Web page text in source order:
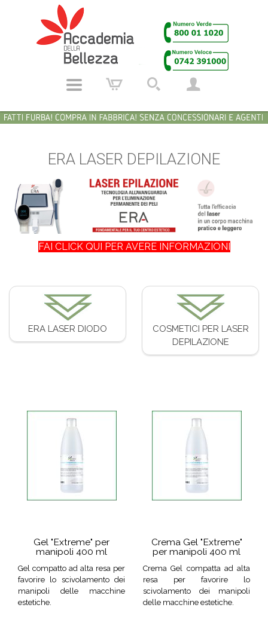
ERA LASER DEPILAZIONE
FAI CLICK QUI PER AVERE INFORMAZIONI
ERA LASER DIODO
COSMETICI PER LASER
DEPILAZIONE
Gel "Extreme" per
manipoli 400 ml
Gel compatto ad alta resa per
favorire lo scivolamento dei
manipoli delle macchine
estetiche.
Crema Gel "Extreme"
per manipoli 400 ml
Crema Gel compatta ad alta
resa per favorire lo
scivolamento dei manipoli
delle macchine estetiche.